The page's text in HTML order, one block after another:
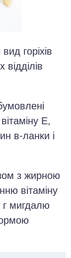
горіхів
відділів
Е,
в-ланки і
з жирною
вітаміну
г мигдалю